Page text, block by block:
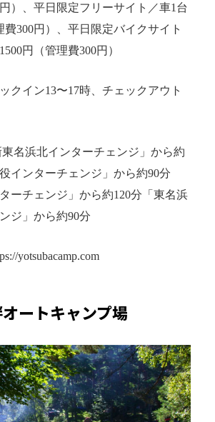
円）、平日限定フリーサイト／車1台
費300円）、平日限定バイクサイト
円（管理費300円）
クイン13〜17時、チェックアウト
名浜北インターチェンジ」から約
インターチェンジ」から約90分
ーチェンジ」から約120分「東名浜
ジ」から約90分
yotsubacamp.com
ートキャンプ場